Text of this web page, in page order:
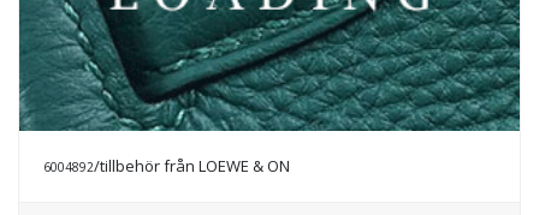
6013472/kläder från LOEWE & ON
Prisförfrågan